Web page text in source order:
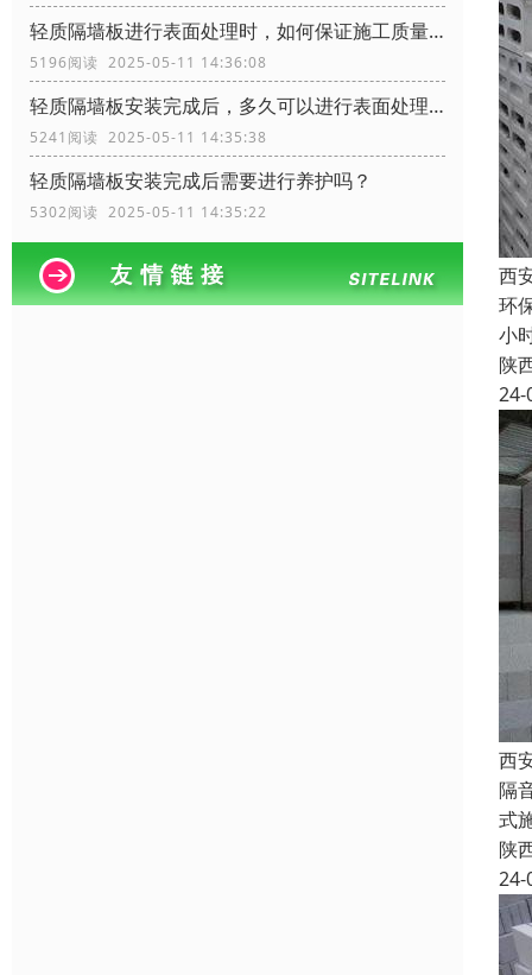
轻质隔墙板进行表面处理时，如何保证施工质量？
5196阅读 2025-05-11 14:36:08
轻质隔墙板安装完成后，多久可以进行表面处理？
5241阅读 2025-05-11 14:35:38
轻质隔墙板安装完成后需要进行养护吗？
5302阅读 2025-05-11 14:35:22
西
环
小
陕
24-
西
隔
式
陕
24-